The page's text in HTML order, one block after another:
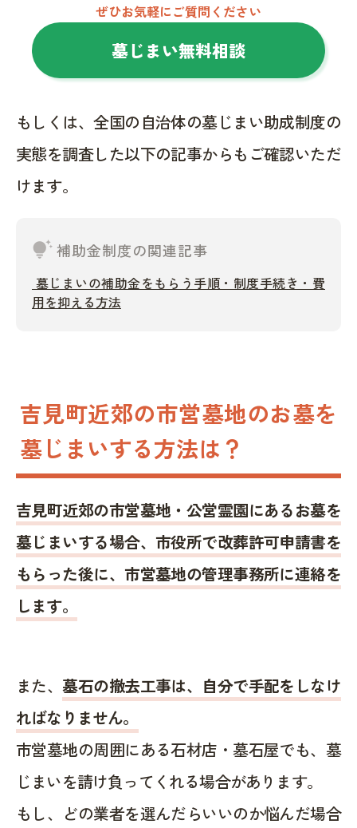
ぜひお気軽にご質問ください
墓じまい無料相談
もしくは、全国の自治体の墓じまい助成制度の
実態を調査した以下の記事からもご確認いただ
けます。
tips_and_updates補助金制度の関連記事
墓じまいの補助金をもらう手順・制度手続き・費
用を抑える方法
吉見町近郊の市営墓地のお墓を
墓じまいする方法は？
吉見町近郊の市営墓地・公営霊園にあるお墓を
墓じまいする場合、市役所で改葬許可申請書を
もらった後に、市営墓地の管理事務所に連絡を
します。
また、墓石の撤去工事は、自分で手配をしなけ
ればなりません。
市営墓地の周囲にある石材店・墓石屋でも、墓
じまいを請け負ってくれる場合があります。
もし、どの業者を選んだらいいのか悩んだ場合